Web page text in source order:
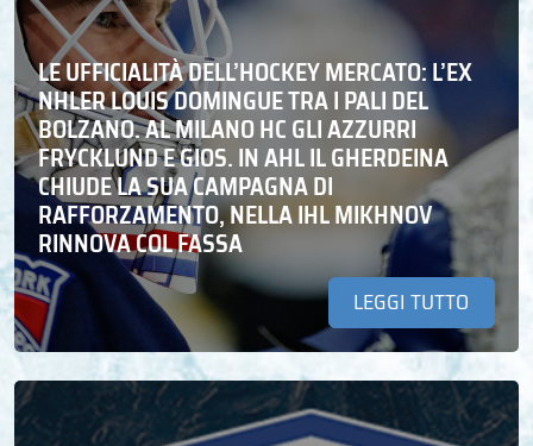
LE UFFICIALITÀ DELL’HOCKEY MERCATO: L’EX
NHLER LOUIS DOMINGUE TRA I PALI DEL
BOLZANO. AL MILANO HC GLI AZZURRI
FRYCKLUND E GIOS. IN AHL IL GHERDEINA
CHIUDE LA SUA CAMPAGNA DI
RAFFORZAMENTO, NELLA IHL MIKHNOV
RINNOVA COL FASSA
LEGGI TUTTO